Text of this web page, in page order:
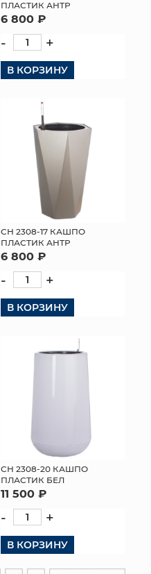
ПЛАСТИК АНТР
6 800 ₽
- +
В КОРЗИНУ
СН 2308-17 КАШПО
ПЛАСТИК АНТР
6 800 ₽
- +
В КОРЗИНУ
СН 2308-20 КАШПО
ПЛАСТИК БЕЛ
11 500 ₽
- +
В КОРЗИНУ